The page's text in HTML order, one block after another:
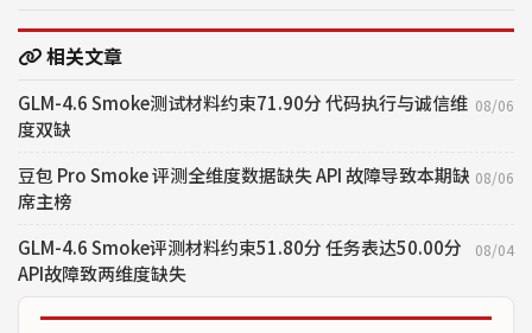
相关文章
GLM-4.6 Smoke测试材料约束71.90分 代码执行与诚信维
度双缺
08/06
豆包 Pro Smoke 评测全维度数据缺失 API 故障导致本期缺
席主榜
08/06
GLM-4.6 Smoke评测材料约束51.80分 任务表达50.00分
API故障致两维度缺失
08/04